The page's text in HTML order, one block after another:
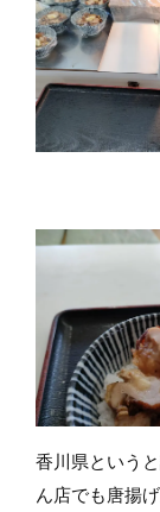
香川県という
ん店でも唐揚